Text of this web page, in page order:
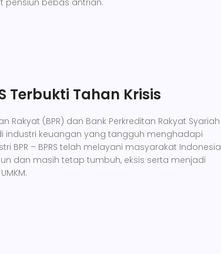
Terbukti Tahan Krisis
Rakyat (BPR) dan Bank Perkreditan Rakyat Syariah
industri keuangan yang tangguh menghadapi
BPR – BPRS telah melayani masyarakat Indonesia
dan masih tetap tumbuh, eksis serta menjadi